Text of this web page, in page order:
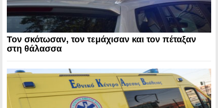
Τον σκότωσαν, τον τεμάχισαν και τον πέταξαν
στη θάλασσα